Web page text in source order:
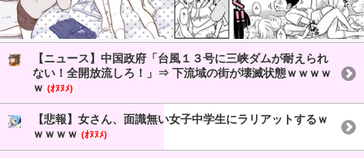
【ニュース】中国政府「台風１３号に三峡ダムが耐えられ
ない！全開放流しろ！」⇒ 下流域の街が壊滅状態ｗｗｗｗ
ｗ (ｵﾇﾇﾒ)
【悲報】女さん、面識無い女子中学生にラリアットするｗ
ｗｗｗｗ (ｵﾇﾇﾒ)